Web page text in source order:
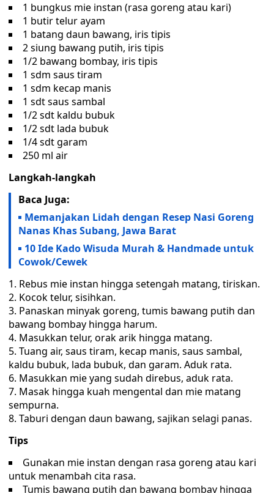
1 bungkus mie instan (rasa goreng atau kari)
1 butir telur ayam
1 batang daun bawang, iris tipis
2 siung bawang putih, iris tipis
1/2 bawang bombay, iris tipis
1 sdm saus tiram
1 sdm kecap manis
1 sdt saus sambal
1/2 sdt kaldu bubuk
1/2 sdt lada bubuk
1/4 sdt garam
250 ml air
Langkah-langkah
Baca Juga:
Memanjakan Lidah dengan Resep Nasi Goreng
Nanas Khas Subang, Jawa Barat
10 Ide Kado Wisuda Murah & Handmade untuk
Cowok/Cewek
Rebus mie instan hingga setengah matang, tiriskan.
Kocok telur, sisihkan.
Panaskan minyak goreng, tumis bawang putih dan
bawang bombay hingga harum.
Masukkan telur, orak arik hingga matang.
Tuang air, saus tiram, kecap manis, saus sambal,
kaldu bubuk, lada bubuk, dan garam. Aduk rata.
Masukkan mie yang sudah direbus, aduk rata.
Masak hingga kuah mengental dan mie matang
sempurna.
Taburi dengan daun bawang, sajikan selagi panas.
Tips
Gunakan mie instan dengan rasa goreng atau kari
untuk menambah cita rasa.
Tumis bawang putih dan bawang bombay hingga